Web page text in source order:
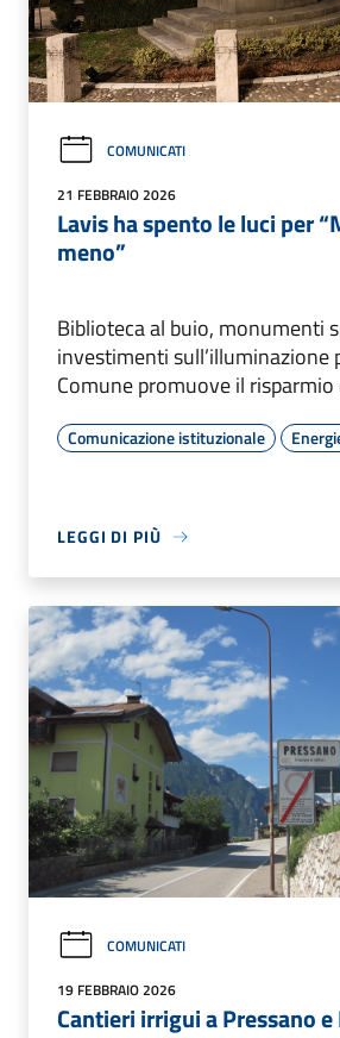
COMUNICATI
21 FEBBRAIO 2026
Lavis ha spento le luci per
meno”
Biblioteca al buio, monumenti
investimenti sull’illuminazione
Comune promuove il
Comunicazione istituzionale
LEGGI DI PIÙ
COMUNICATI
19 FEBBRAIO 2026
Cantieri irrigui a Pressano